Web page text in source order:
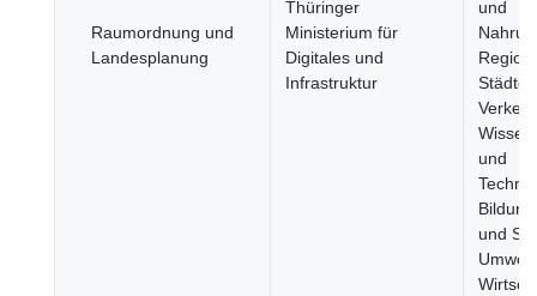
Raumordnung und
Landesplanung
Thüringer
Ministerium für
Digitales und
Infrastruktur
und
Städte,
und
und